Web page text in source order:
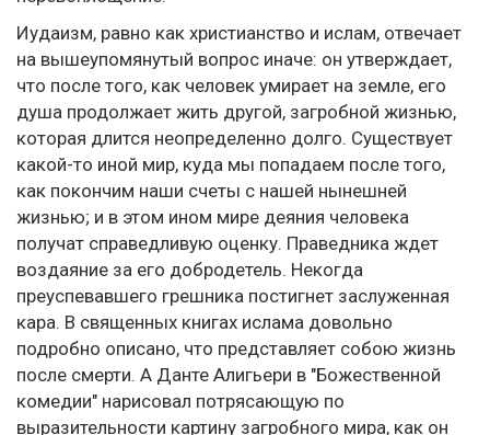
Иудаизм, равно как христианство и ислам, отвечает
на вышеупомянутый вопрос иначе: он утверждает,
что после того, как человек умирает на земле, его
душа продолжает жить другой, загробной жизнью,
которая длится неопределенно долго. Существует
какой-то иной мир, куда мы попадаем после того,
как покончим наши счеты с нашей нынешней
жизнью; и в этом ином мире деяния человека
получат справедливую оценку. Праведника ждет
воздаяние за его добродетель. Некогда
преуспевавшего грешника постигнет заслуженная
кара. В священных книгах ислама довольно
подробно описано, что представляет собою жизнь
после смерти. А Данте Алигьери в "Божественной
комедии" нарисовал потрясающую по
выразительности картину загробного мира, как он